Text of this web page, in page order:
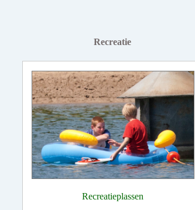
Recreatie
Recreatieplassen